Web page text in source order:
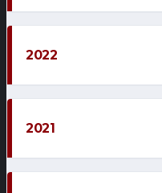
2022
2021